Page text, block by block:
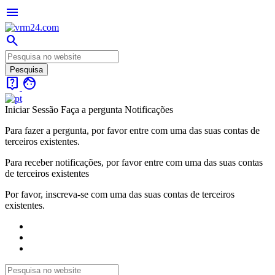
menu
search
live_help face
Iniciar Sessão Faça a pergunta Notificações
Para fazer a pergunta, por favor entre com uma das suas contas de
terceiros existentes.
Para receber notificações, por favor entre com uma das suas contas
de terceiros existentes
Por favor, inscreva-se com uma das suas contas de terceiros
existentes.